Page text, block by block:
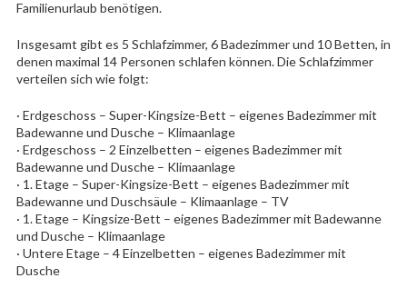
Familienurlaub benötigen.
Insgesamt gibt es 5 Schlafzimmer, 6 Badezimmer und 10 Betten, in
denen maximal 14 Personen schlafen können. Die Schlafzimmer
verteilen sich wie folgt:
· Erdgeschoss – Super-Kingsize-Bett – eigenes Badezimmer mit
Badewanne und Dusche – Klimaanlage
· Erdgeschoss – 2 Einzelbetten – eigenes Badezimmer mit
Badewanne und Dusche – Klimaanlage
· 1. Etage – Super-Kingsize-Bett – eigenes Badezimmer mit
Badewanne und Duschsäule – Klimaanlage – TV
· 1. Etage – Kingsize-Bett – eigenes Badezimmer mit Badewanne
und Dusche – Klimaanlage
· Untere Etage – 4 Einzelbetten – eigenes Badezimmer mit
Dusche